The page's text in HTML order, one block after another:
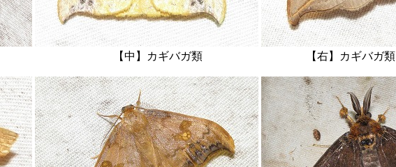
クガ類 【中】カギバガ類 【右】カギバガ類